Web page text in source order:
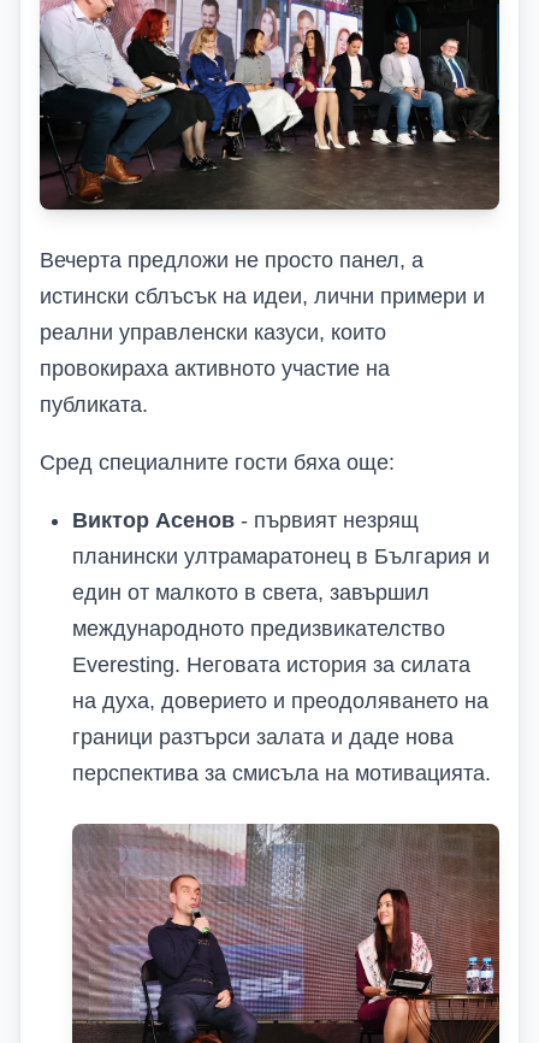
Вечерта предложи не просто панел, а
истински сблъсък на идеи, лични примери и
реални управленски казуси, които
провокираха активното участие на
публиката.
Сред специалните гости бяха още:
Виктор Асенов - първият незрящ
планински ултрамаратонец в България и
един от малкото в света, завършил
международното предизвикателство
Everesting. Неговата история за силата
на духа, доверието и преодоляването на
граници разтърси залата и даде нова
перспектива за смисъла на мотивацията.